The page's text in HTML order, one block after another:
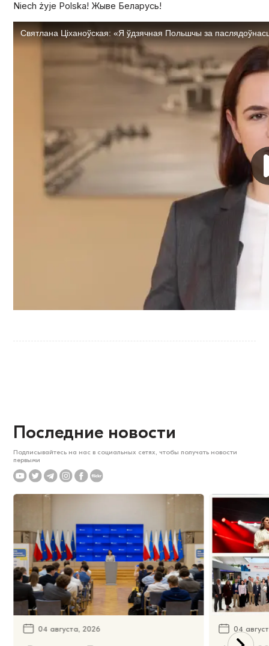
Niech żyje Polska! Жыве Беларусь!
Последние новости
Подписывайтесь на нас в социальных сетях, чтобы получать новости
первыми
04 августа, 2026 04